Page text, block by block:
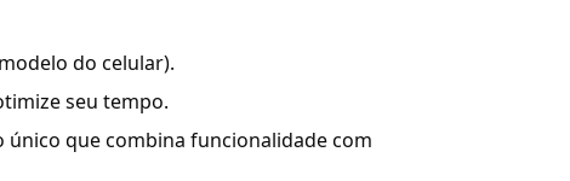
do celular).
seu tempo.
único que combina funcionalidade com